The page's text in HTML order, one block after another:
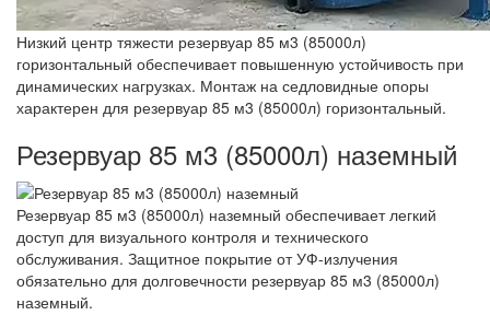
Низкий центр тяжести резервуар 85 м3 (85000л)
горизонтальный обеспечивает повышенную устойчивость при
динамических нагрузках. Монтаж на седловидные опоры
характерен для резервуар 85 м3 (85000л) горизонтальный.
Резервуар 85 м3 (85000л) наземный
Резервуар 85 м3 (85000л) наземный обеспечивает легкий
доступ для визуального контроля и технического
обслуживания. Защитное покрытие от УФ-излучения
обязательно для долговечности резервуар 85 м3 (85000л)
наземный.